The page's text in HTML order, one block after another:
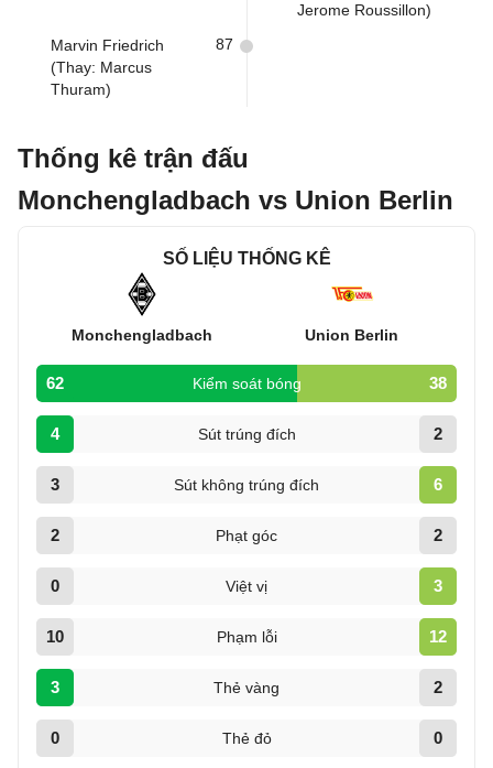
Jerome Roussillon)
Marvin Friedrich
(Thay: Marcus
Thuram)
87
Thống kê trận đấu
Monchengladbach vs Union Berlin
SỐ LIỆU THỐNG KÊ
Monchengladbach Union Berlin
62 Kiểm soát bóng 38
4 Sút trúng đích 2
3 Sút không trúng đích 6
2 Phạt góc 2
0 Việt vị 3
10 Phạm lỗi 12
3 Thẻ vàng 2
0 Thẻ đỏ 0